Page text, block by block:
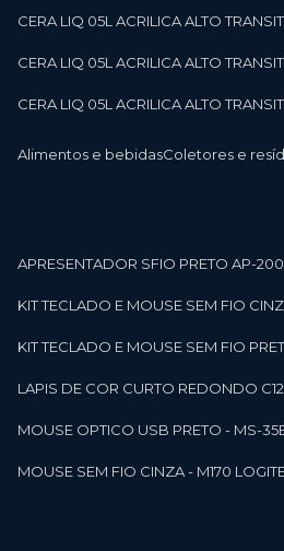
CERA LIQ 05L ACRILICA ALTO
CERA LIQ 05L ACRILICA ALTO
CERA LIQ 05L ACRILICA ALTO
Alimentos e bebidas Coletores e
APRESENTADOR SFIO PRETO AP-
KIT TECLADO E MOUSE SEM FIO
KIT TECLADO E MOUSE SEM FIO
LAPIS DE COR CURTO REDONDO
MOUSE OPTICO USB PRETO - MS-
MOUSE SEM FIO CINZA - M170